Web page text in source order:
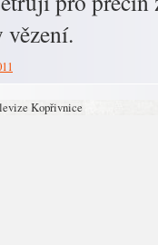
Kopřivnice